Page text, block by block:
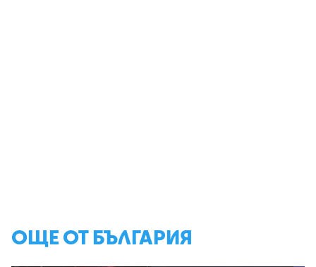
ОЩЕ ОТ БЪЛГАРИЯ